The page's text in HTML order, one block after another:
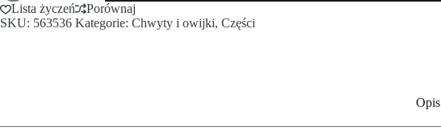
Lista życzeń
Porównaj
SKU: 563536 Kategorie: Chwyty i owijki, Części
Opis